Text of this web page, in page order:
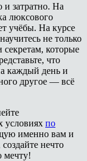
затратно. На
люксового
учёбы. На курсе
не только
которые
что
каждый день и
другое — всё
условиях по
именно вам и
нечто
мечту!